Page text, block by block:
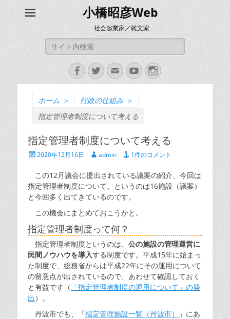
小橋昭彦Web
社会起業家／雑文家
索:
Facebook
Twitter
メ
ー
YouTubeInstagram
ホーム ＞ 行政の仕組み ＞
指定管理者制度について考える
指定管理者制度について考える
投 2020年12月16日
投
者
admin 1件のコメント
この12月議会に提出されている議案の紹介、今回は
指定管理者制度について。というのは16施設（議案）
と今回多く出てきているのです。
この機会にまとめておこうかと。
指定管理者制度って何？
指定管理者制度というのは、 公の施設の管理運営に
民間ノウハウを導入する制度です。平成15年に始まっ
た制度で、総務省からは平成22年にその運用について
の留意点が出されているので、あわせて確認しておく
と有益です（ 「指定管理者制度の運用について」の発
出 ）。
丹波市でも、「指定管理施設一覧（丹波市）
」にあ